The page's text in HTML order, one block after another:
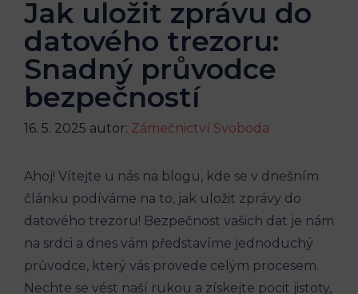
Jak uložit zprávu do
datového trezoru:
Snadný průvodce
bezpečností
16. 5. 2025 autor: Zámečnictví Svoboda
Ahoj! Vítejte u nás na blogu, kde se v dnešním
článku podíváme na to, jak uložit zprávy do
datového trezoru! Bezpečnost vašich dat je nám
na srdci a dnes vám představíme jednoduchý
průvodce, který vás provede celým procesem.
Nechte se vést naší rukou a získejte pocit jistoty,